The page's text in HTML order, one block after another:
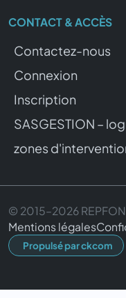
CONTACT & ACCÈS
Contactez-nous
Connexion
Inscription
SASGESTION –
zones
© 2015–2026
Mentions légales
Propulsé par ckcom